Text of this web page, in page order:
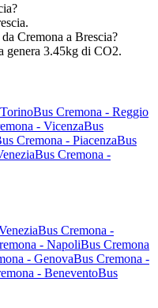
Cremona a Brescia?
genera 3.45kg di CO2.
Bus Cremona - Reggio
- VicenzaBus
Cremona - PiacenzaBus
Bus Cremona -
Bus Cremona -
- NapoliBus Cremona
- GenovaBus Cremona -
- BeneventoBus